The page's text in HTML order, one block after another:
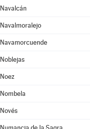
Navalcán
Navalmoralejo
Navamorcuende
Noblejas
Noez
Nombela
Novés